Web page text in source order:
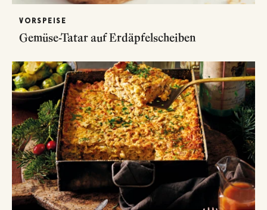
VORSPEISE
Gemüse-Tatar auf Erdäpfelscheiben